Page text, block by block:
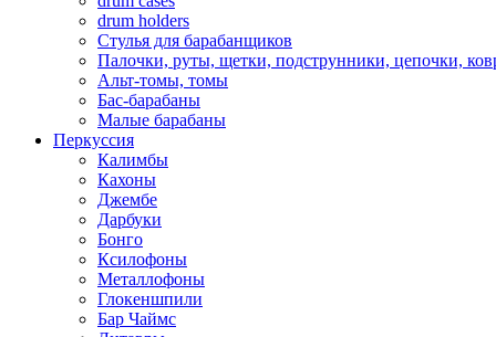
drum holders
Стулья для барабанщиков
Палочки, руты, щетки, подструнники, цепочки,
Альт-томы, томы
Бас-барабаны
Малые барабаны
Перкуссия
Калимбы
Кахоны
Джембе
Дарбуки
Бонго
Ксилофоны
Металлофоны
Глокеншпили
Бар Чаймс